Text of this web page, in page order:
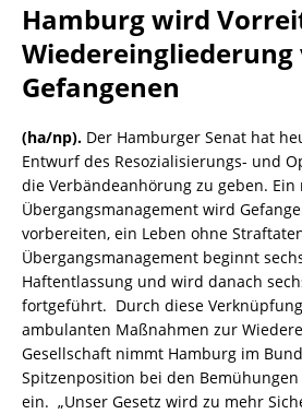
Hamburg wird
Wiedereingliederung
Gefangenen
(ha/np). Der Hamburger Senat hat
Entwurf des Resozialisierungs- und
die Verbändeanhörung zu geben. Ein
Übergangsmanagement wird
vorbereiten, ein Leben ohne
Übergangsmanagement beginnt
Haftentlassung und wird danach
fortgeführt. Durch diese
ambulanten Maßnahmen zur
Gesellschaft nimmt Hamburg im
Spitzenposition bei den
ein. „Unser Gesetz wird zu mehr